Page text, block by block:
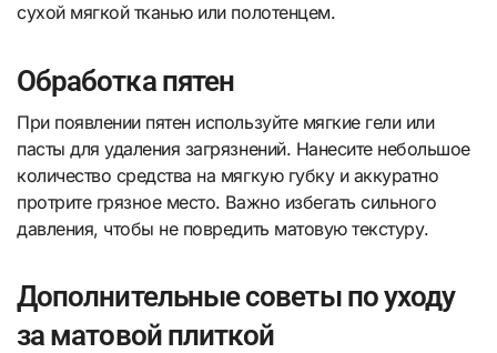
сухой мягкой тканью или полотенцем.
Обработка пятен
При появлении пятен используйте мягкие гели или
пасты для удаления загрязнений. Нанесите небольшое
количество средства на мягкую губку и аккуратно
протрите грязное место. Важно избегать сильного
давления, чтобы не повредить матовую текстуру.
Дополнительные советы по уходу
за матовой плиткой